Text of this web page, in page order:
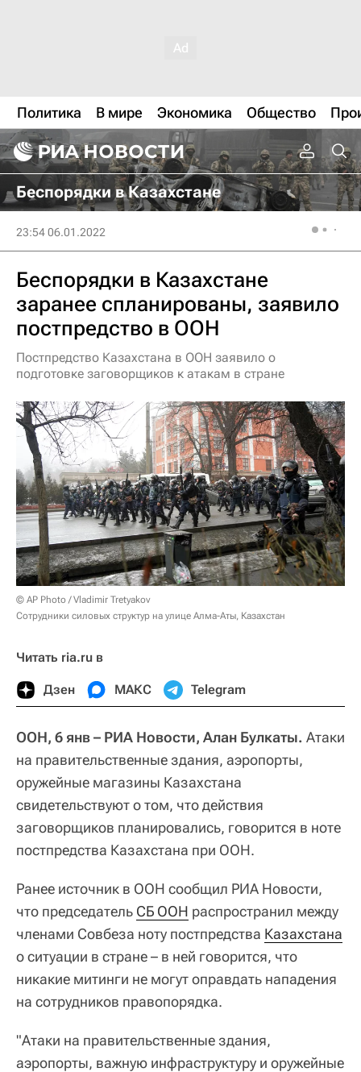
Политика В мире Экономика Общество
Беспорядки в Казахстане
23:54 06.01.2022
Беспорядки в Казахстане
заранее спланированы, заявило
постпредство в ООН
Постпредство Казахстана в ООН заявило о
подготовке заговорщиков к атакам в стране
© AP Photo / Vladimir Tretyakov
Сотрудники силовых структур на улице Алма-Аты, Казахстан
Читать ria.ru в
Дзен МАКС Telegram
ООН, 6 янв – РИА Новости, Алан Булкаты. Атаки
на правительственные здания, аэропорты,
оружейные магазины Казахстана
свидетельствуют о том, что действия
заговорщиков планировались, говорится в ноте
постпредства Казахстана при ООН.
Ранее источник в ООН сообщил РИА Новости,
что председатель СБ ООН распространил между
членами Совбеза ноту постпредства Казахстана
о ситуации в стране – в ней говорится, что
никакие митинги не могут оправдать нападения
на сотрудников правопорядка.
"Атаки на правительственные здания,
аэропорты, важную инфраструктуру и оружейные